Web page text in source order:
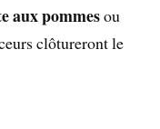
aux pommesou
clôtureront le